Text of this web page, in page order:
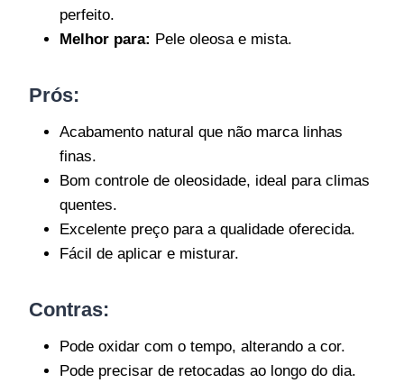
perfeito.
Melhor para: Pele oleosa e mista.
Prós:
Acabamento natural que não marca linhas
finas.
Bom controle de oleosidade, ideal para climas
quentes.
Excelente preço para a qualidade oferecida.
Fácil de aplicar e misturar.
Contras:
Pode oxidar com o tempo, alterando a cor.
Pode precisar de retocadas ao longo do dia.